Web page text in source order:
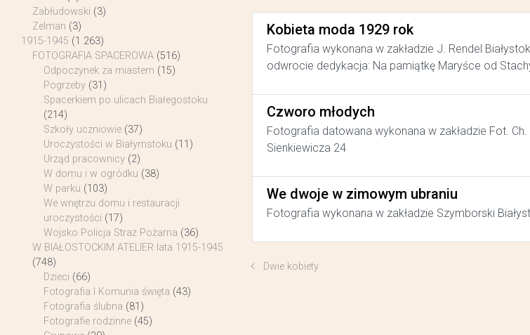
Kobieta moda 1929 rok
Fotografia wykonana w zakładzie J. Rendel
odwrocie dedykacja: Na pamiątkę Maryśce od
Czworo młodych
Fotografia datowana wykonana w zakładzie Fot. Ch.
Sienkiewicza 24
We dwoje w zimowym ubraniu
Fotografia wykonana w zakładzie Szymborski
Dwie kobiety
Zabłudowski (3)
Zelman (3)
1915-1945 (1 263)
FOTOGRAFIA SPACEROWA (516)
Odpoczynek za miastem (15)
Pogrzeby (31)
Spacerkiem po ulicach Białegostoku
(214)
Szkoły uczniowie (37)
Uroczystości w Białymstoku (11)
Urząd pracownicy (2)
W domu i w ogródku (38)
W parku (103)
We wnętrzu domu i restauracji
uroczystości (17)
Wojsko Policja Straż Pożarna (36)
W BIAŁOSTOCKIM ATELIER lata 1915-1945
(748)
Dzieci (66)
Fotografia I Komunia święta (43)
Fotografia ślubna (81)
Fotografie rodzinne (45)